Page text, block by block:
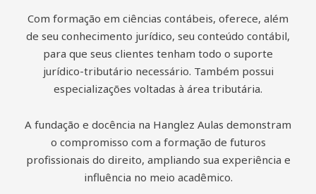
Com formação em ciências contábeis, oferece, além
de seu conhecimento jurídico, seu conteúdo contábil,
para que seus clientes tenham todo o suporte
jurídico-tributário necessário. Também possui
especializações voltadas à área tributária.
A fundação e docência na Hanglez Aulas demonstram
o compromisso com a formação de futuros
profissionais do direito, ampliando sua experiência e
influência no meio acadêmico.